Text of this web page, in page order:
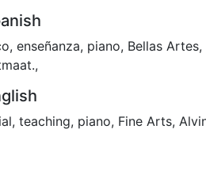
, enseñanza, piano, Bellas Artes,
,
teaching, piano, Fine Arts,